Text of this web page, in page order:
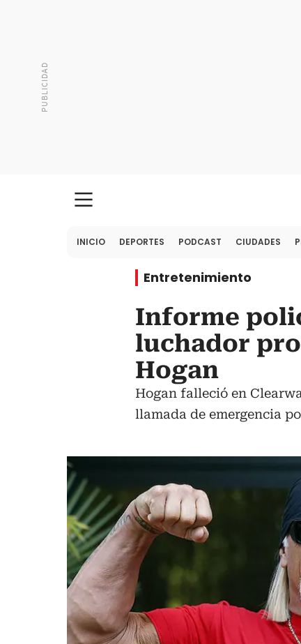
INICIO DEPORTES PODCAST CIUDADES
Entretenimiento
Informe
luchador
Hogan
Hogan falleció en
llamada de emergencia